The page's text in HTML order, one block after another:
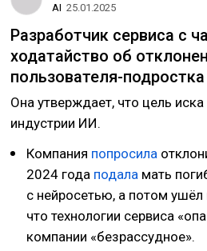
AI 25.01.2025
Разработчик сервиса с
ходатайство об
пользователя-подростка
Она утверждает, что цель
индустрии ИИ.
Компания попросила
2024 года подала мать
с нейросетью, а потом ушёл
что технологии сервиса
компании «безрассудное».